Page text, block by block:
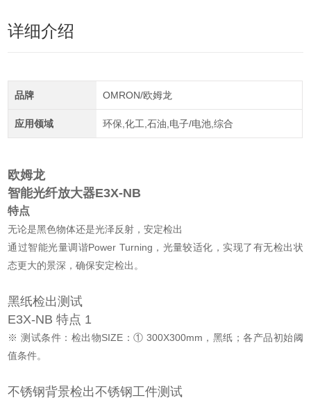
详细介绍
品牌 OMRON/欧姆龙
应用领域 环保,化工,石油,电子/电池,综合
欧姆龙
智能光纤放大器E3X-NB
特点
无论是黑色物体还是光泽反射，安定检出
通过智能光量调谐Power Turning，光量较适化，实现了有无检出状
态更大的景深，确保安定检出。
黑纸检出测试
E3X-NB 特点 1
※ 测试条件：检出物SIZE：① 300X300mm，黑纸；各产品初始阈
值条件。
不锈钢背景检出不锈钢工件测试